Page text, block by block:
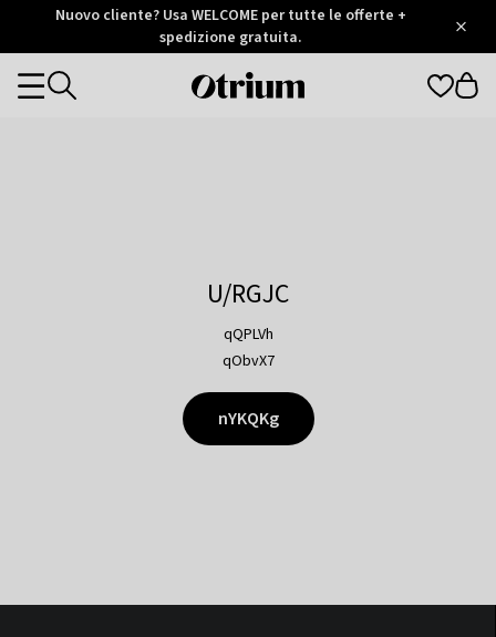
Otrium
Trustpilot
Nuovo cliente? Usa WELCOME per tutte le offerte +
spedizione gratuita.
Otrium
Categories
U/RGJC
qQPLVh
qObvX7
nYKQKg